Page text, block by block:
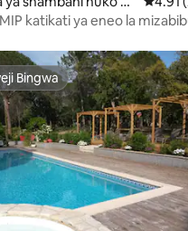
katikati ya eneo la
Bingwa
Bingwa